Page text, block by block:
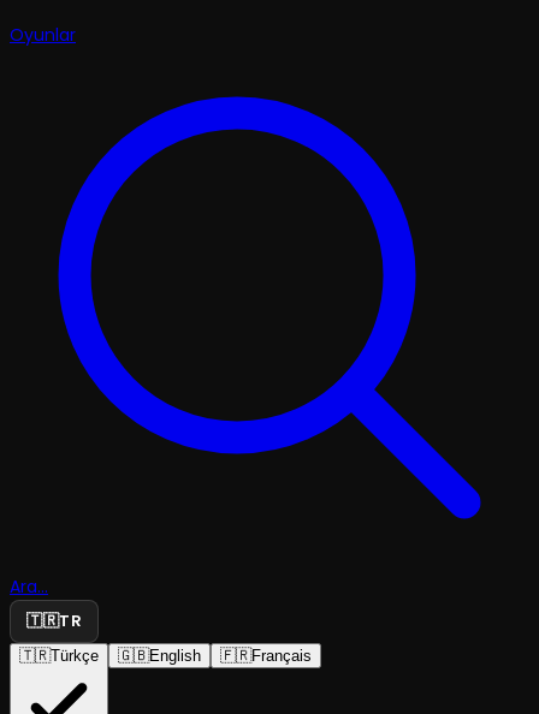
Oyunlar
Ara...
🇹🇷TR
🇹🇷Türkçe 🇬🇧English 🇫🇷Français